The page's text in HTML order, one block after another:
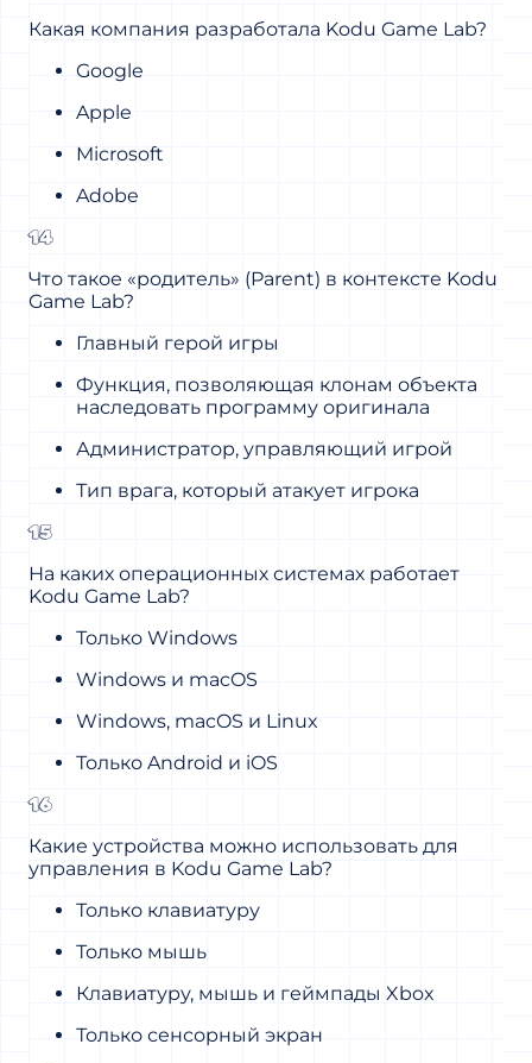
Какая компания разработала Kodu Game Lab?
Google
Apple
Microsoft
Adobe
14
Что такое «родитель» (Parent) в контексте Kodu
Game Lab?
Главный герой игры
Функция, позволяющая клонам объекта
наследовать программу оригинала
Администратор, управляющий игрой
Тип врага, который атакует игрока
15
На каких операционных системах работает
Kodu Game Lab?
Только Windows
Windows и macOS
Windows, macOS и Linux
Только Android и iOS
16
Какие устройства можно использовать для
управления в Kodu Game Lab?
Только клавиатуру
Только мышь
Клавиатуру, мышь и геймпады Xbox
Только сенсорный экран